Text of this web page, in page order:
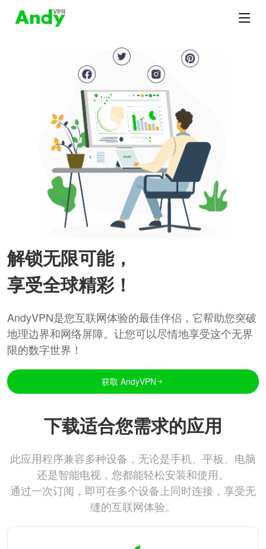
解锁无限可能，
享受全球精彩！
AndyVPN是您互联网体验的最佳伴侣，它帮助您突破
地理边界和网络屏障。让您可以尽情地享受这个无界
限的数字世界！
获取 AndyVPN
下载适合您需求的应用
此应用程序兼容多种设备，无论是手机、平板、电脑
还是智能电视，您都能轻松安装和使用。
通过一次订阅，即可在多个设备上同时连接，享受无
缝的互联网体验。